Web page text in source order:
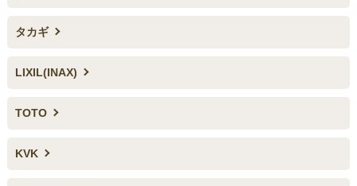
タカギ
LIXIL(INAX)
TOTO
KVK